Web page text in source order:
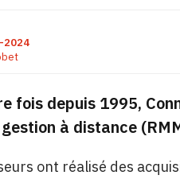
2024
fois depuis 1995,
à distance
ont réalisé des